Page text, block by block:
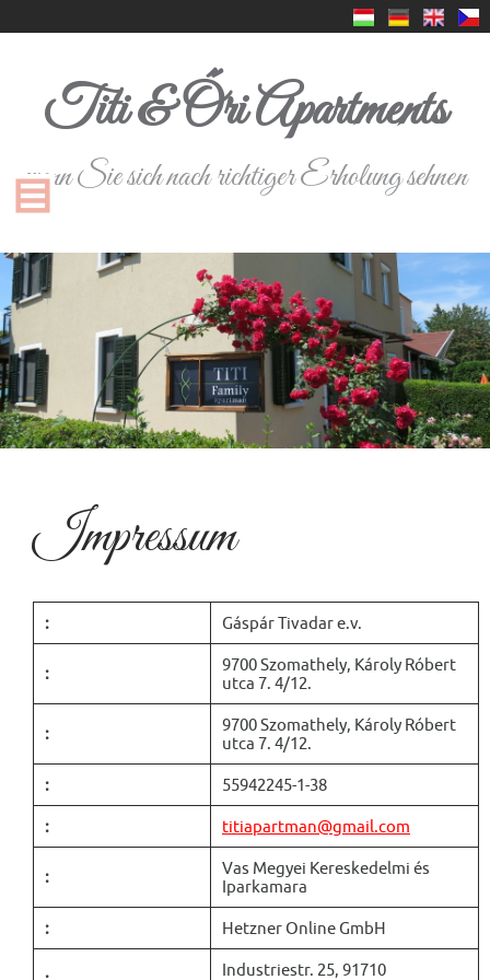
Titi & Őri Apartments
wenn Sie sich nach richtiger Erholung sehnen
Impressum
: Gáspár Tivadar e.v.
:
9700 Szomathely, Károly Róbert
utca 7. 4/12.
:
9700 Szomathely, Károly Róbert
utca 7. 4/12.
: 55942245-1-38
: titiapartman@gmail.com
:
Vas Megyei Kereskedelmi és
Iparkamara
: Hetzner Online GmbH
Industriestr. 25, 91710